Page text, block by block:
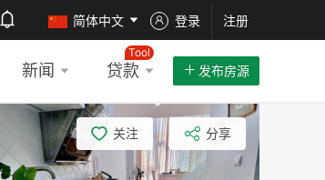
简体中文 登录 注册
新闻 贷款
Tool
发布房源
关注 分享